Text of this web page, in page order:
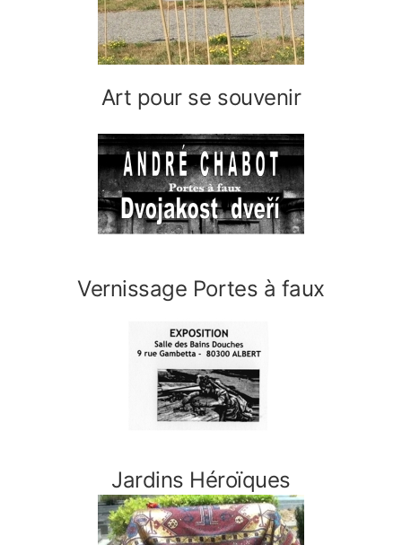
Art pour se souvenir
Vernissage Portes à faux
Jardins Héroïques